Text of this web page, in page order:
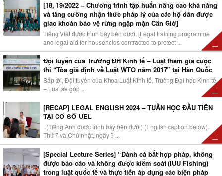
[18, 19/2022 – Chương trình tập huấn nâng cao khả năng
và tăng cường nhận thức pháp lý của các hộ dân được
giao khoán bảo vệ rừng ngập mặn Cần Giờ]
Tiếng Việt được trình bày bên dưới. [Legal training programme
and legal aid for households contracted to protect ...
Đội tuyển của Trường ĐH Kinh tế – Luật tham gia cuộc
thi “Tòa giả định về Luật WTO năm 2017” tại Hàn Quốc
Sắp tới, Đội tuyển của Khoa Luật Kinh tế, Trường Đại học Kinh tế
– Luật sẽ góp ...
[RECAP] LEGAL ENGLISH 2024 – TUẦN HỌC ĐẦU TIÊN
TẠI CƠ SỞ UEL
(Tiếng Anh được trình bày bên dưới) (English caption below)
Thứ 7 và Chủ nhật, ngày 6 ...
[Special Lecture Series] “Đánh cá bất hợp pháp, không
được báo cáo và không được kiểm soát (IUU Fishing)
trong luật quốc tế và thực tiễn áp dụng các biện pháp